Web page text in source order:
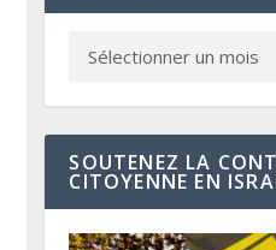
SOUTENEZ LA
CITOYENNE EN